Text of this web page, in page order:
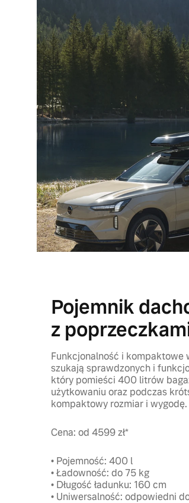
Pojemnik
z
Funkcjonalność i kompaktowe
szukają sprawdzonych i
który pomieści 400 litrów
użytkowaniu oraz podczas
kompaktowy rozmiar i wygodę.
Cena: od 4599 zł*
• Pojemność: 400 l
• Ładowność: do 75 kg
• Długość ładunku: 160 cm
• Uniwersalność: odpowiedni